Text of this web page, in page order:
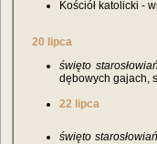
Kościół katolicki -
20 lipca
święto
dębowych gajach,
22 lipca
święto